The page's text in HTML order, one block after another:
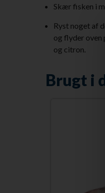
Skær fisken i
Ryst noget af
og flyder oven
og citron.
Brugt i